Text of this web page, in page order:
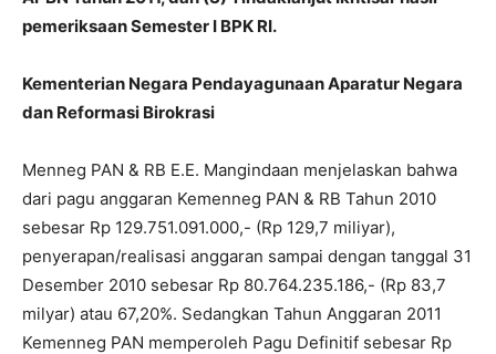
pemeriksaan Semester I BPK RI.
Kementerian Negara Pendayagunaan Aparatur Negara
dan Reformasi Birokrasi
Menneg PAN & RB E.E. Mangindaan menjelaskan bahwa
dari pagu anggaran Kemenneg PAN & RB Tahun 2010
sebesar Rp 129.751.091.000,- (Rp 129,7 miliyar),
penyerapan/realisasi anggaran sampai dengan tanggal 31
Desember 2010 sebesar Rp 80.764.235.186,- (Rp 83,7
milyar) atau 67,20%. Sedangkan Tahun Anggaran 2011
Kemenneg PAN memperoleh Pagu Definitif sebesar Rp